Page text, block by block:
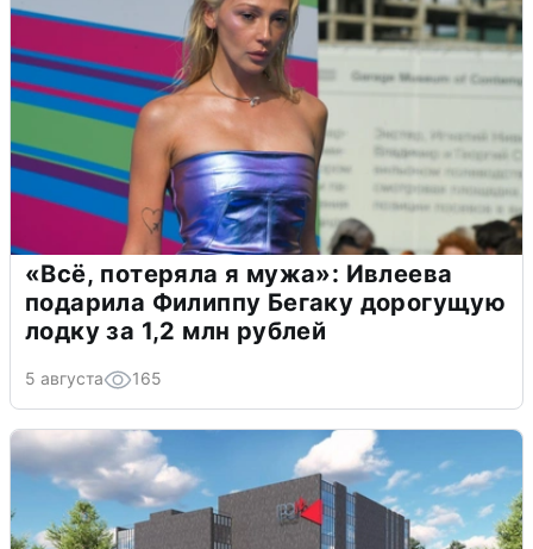
«Всё, потеряла я мужа»: Ивлеева
подарила Филиппу Бегаку дорогущую
лодку за 1,2 млн рублей
5 августа 165